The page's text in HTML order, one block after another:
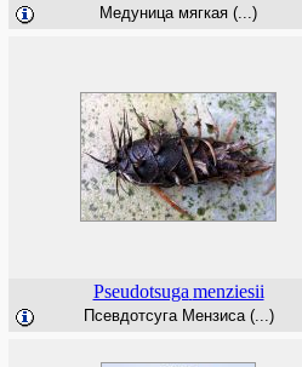
Медуница мягкая (...)
Pseudotsuga menziesii
Псевдотсуга Мензиса (...)